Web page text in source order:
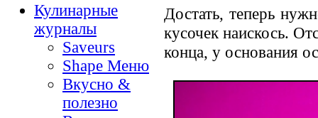
Кулинарные
журналы
Saveurs
Shape Меню
Вкусно &
полезно
Достать, теперь
кусочек наискось.
конца, у основания